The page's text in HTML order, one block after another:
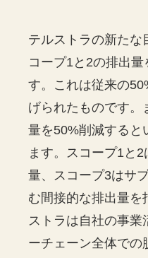
テルストラの新たな
コープ1と2の排出
す。これは従来の
げられたものです。
量を50%削減すると
ます。スコープ1と
量、スコープ3はサ
む間接的な排出量を
ストラは自社の事業
ーチェーン全体での